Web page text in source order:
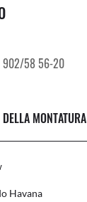
902/58 56-20
MONTATURA
Havana